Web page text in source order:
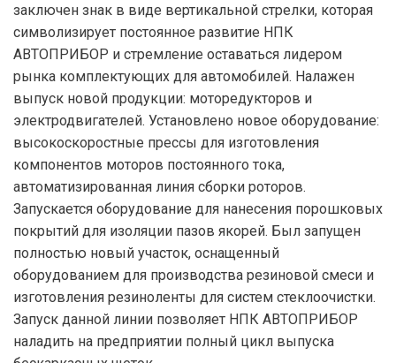
заключен знак в виде вертикальной стрелки, которая
символизирует постоянное развитие НПК
АВТОПРИБОР и стремление оставаться лидером
рынка комплектующих для автомобилей. Налажен
выпуск новой продукции: моторедукторов и
электродвигателей. Установлено новое оборудование:
высокоскоростные прессы для изготовления
компонентов моторов постоянного тока,
автоматизированная линия сборки роторов.
Запускается оборудование для нанесения порошковых
покрытий для изоляции пазов якорей. Был запущен
полностью новый участок, оснащенный
оборудованием для производства резиновой смеси и
изготовления резиноленты для систем стеклоочистки.
Запуск данной линии позволяет НПК АВТОПРИБОР
наладить на предприятии полный цикл выпуска